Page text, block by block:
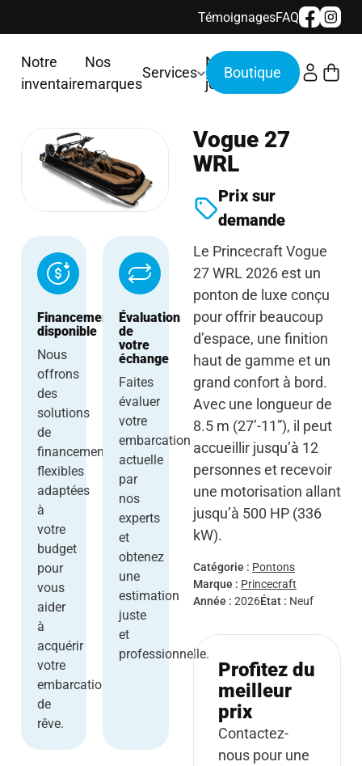
TémoignagesFAQ
Notre
inventaire
Nos
marques
Services
Nous
joindre
Financement
disponible
Nous
offrons
des
solutions
de
financement
flexibles
adaptées
à
votre
budget
pour
vous
aider
à
acquérir
votre
embarcation
de
rêve.
Évaluation
de
votre
échange
Faites
évaluer
votre
embarcation
actuelle
par
nos
experts
et
obtenez
une
estimation
juste
et
professionnelle.
Vogue 27
WRL
Prix sur
demande
Le Princecraft Vogue
27 WRL 2026 est un
ponton de luxe conçu
pour offrir beaucoup
d’espace, une finition
haut de gamme et un
grand confort à bord.
Avec une longueur de
8.5 m (27’-11”), il peut
accueillir jusqu’à 12
personnes et recevoir
une motorisation allant
jusqu’à 500 HP (336
kW).
Catégorie : Pontons
Marque : Princecraft
Année : 2026État : Neuf
Profitez du
meilleur
prix
Contactez-
nous pour une